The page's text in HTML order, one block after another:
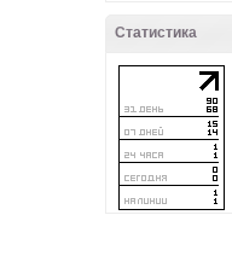
Статистика